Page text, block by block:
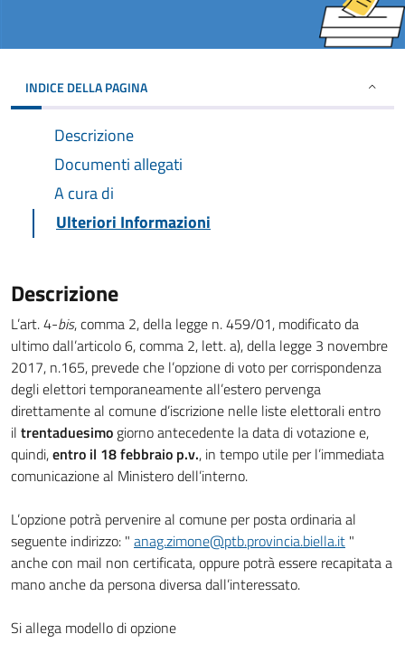
INDICE DELLA PAGINA
Descrizione
Documenti allegati
A cura di
Ulteriori Informazioni
Descrizione
L’art. 4-bis, comma 2, della legge n. 459/01, modificato da
ultimo dall’articolo 6, comma 2, lett. a), della legge 3 novembre
2017, n.165, prevede che l’opzione di voto per corrispondenza
degli elettori temporaneamente all’estero pervenga
direttamente al comune d’iscrizione nelle liste elettorali entro
il trentaduesimo giorno antecedente la data di votazione e,
quindi,entro il 18 febbraio p.v., in tempo utile per l’immediata
comunicazione al Ministero dell’interno.
L’opzione potrà pervenire al comune per posta ordinaria al
seguente indirizzo: " anag.zimone@ptb.provincia.biella.it "
anche con mail non certificata, oppure potrà essere recapitata a
mano anche da persona diversa dall’interessato.
Si allega modello di opzione